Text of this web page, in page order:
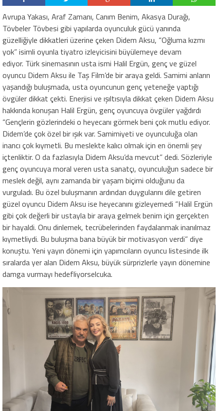
Avrupa Yakası, Araf Zamanı, Canım Benim, Akasya Durağı,
Tövbeler Tövbesi gibi yapılarda oyunculuk gücü yanında
güzelliğiyle dikkatleri üzerine çeken Didem Aksu, “Oğluma kızmı
yok” isimli oyunla tiyatro izleyicisini büyülemeye devam
ediyor. Türk sinemasının usta ismi Halil Ergün, genç ve güzel
oyuncu Didem Aksu ile Taş Film’de bir araya geldi. Samimi anların
yaşandığı buluşmada, usta oyuncunun genç yeteneğe yaptığı
övgüler dikkat çekti. Enerjisi ve ışıltısıyla dikkat çeken Didem Aksu
hakkında konuşan Halil Ergün, genç oyuncuya övgüler yağdırdı
“Gençlerin gözlerindeki o heyecanı görmek beni çok mutlu ediyor.
Didem’de çok özel bir ışık var. Samimiyeti ve oyunculuğa olan
inancı çok kıymetli. Bu meslekte kalıcı olmak için en önemli şey
içtenliktir. O da fazlasıyla Didem Aksu’da mevcut” dedi. Sözleriyle
genç oyuncuya moral veren usta sanatçı, oyunculuğun sadece bir
meslek değil, aynı zamanda bir yaşam biçimi olduğunu da
vurguladı. Bu özel buluşmanın ardından duygularını dile getiren
güzel oyuncu Didem Aksu ise heyecanını gizleyemedi “Halil Ergün
gibi çok değerli bir ustayla bir araya gelmek benim için gerçekten
bir hayaldi. Onu dinlemek, tecrübelerinden faydalanmak inanılmaz
kıymetliydi. Bu buluşma bana büyük bir motivasyon verdi” diye
konuştu. Yeni yayın dönemi için yapımcıların oyuncu listesinde ilk
sıralarda yer alan Didem Aksu, büyük sürprizlerle yayın dönemine
damga vurmayı hedefliyorselcuka.